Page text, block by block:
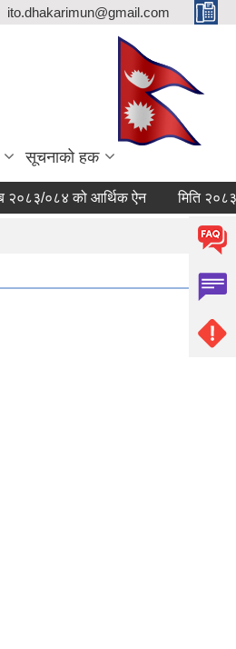
ito.dhakarimun@gmail.com
सूचनाको हक
०८४ को आर्थिक ऐन